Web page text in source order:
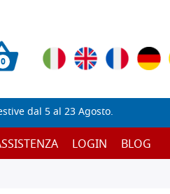
0
dal 5 al 23 Agosto.
LOGIN BLOG